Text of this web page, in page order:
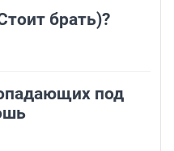
брать)?
под